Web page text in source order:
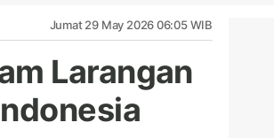
Jumat 29 May 2026 06:05 WIB
Larangan